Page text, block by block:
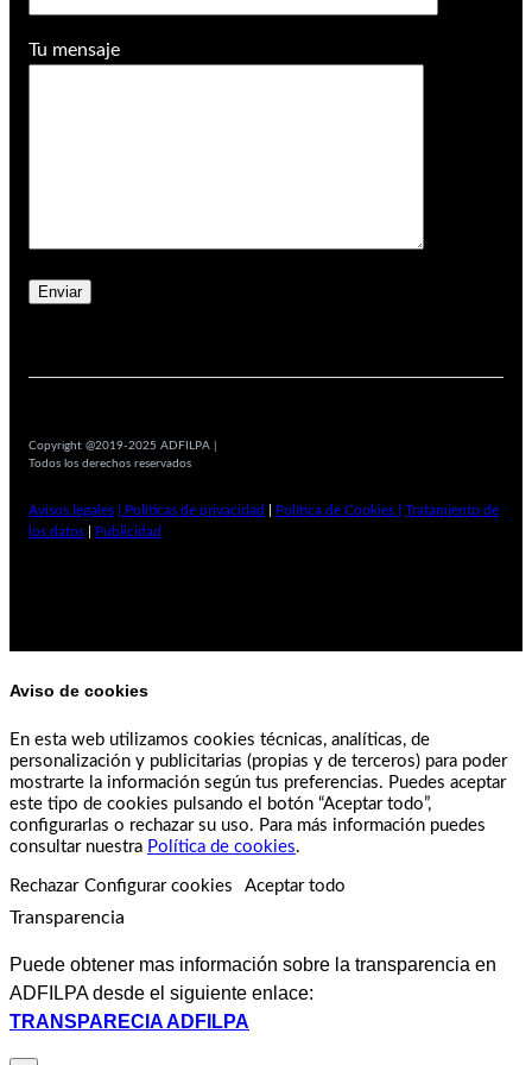
Tu mensaje
Copyright @2019-2025 ADFILPA |
Todos los derechos reservados
Avisos legales | Políticas de privacidad Política de Cookies |
Tratamiento de
los datos
Publicidad
Aviso de cookies
En esta web utilizamos cookies técnicas, analíticas, de
personalización y publicitarias (propias y de terceros) para poder
mostrarte la información según tus preferencias. Puedes aceptar
este tipo de cookies pulsando el botón “Aceptar todo”,
configurarlas o rechazar su uso. Para más información puedes
consultar nuestra Política de cookies.
Rechazar Configurar cookies Aceptar todo
Transparencia
Puede obtener mas información sobre la transparencia en
ADFILPA desde el siguiente enlace:
TRANSPARECIA ADFILPA